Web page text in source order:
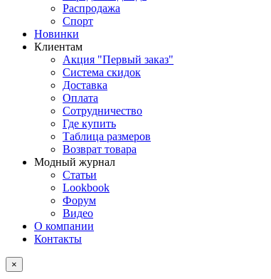
Распродажа
Спорт
Новинки
Клиентам
Акция "Первый заказ"
Система скидок
Доставка
Оплата
Сотрудничество
Где купить
Таблица размеров
Возврат товара
Модный журнал
Статьи
Lookbook
Форум
Видео
О компании
Контакты
×